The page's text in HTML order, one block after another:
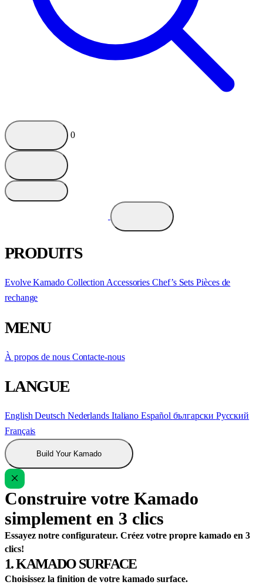
0
PRODUITS
Evolve Kamado CollectionAccessoriesChef’s SetsPièces de
rechange
MENU
À propos de nous Contacte-nous
LANGUE
EnglishDeutsch Nederlands ItalianoEspañol български Русский
Français
Build Your Kamado
Construire votre Kamado
simplement en 3 clics
Essayez notre configurateur. Créez votre propre kamado en 3
clics!
1. KAMADO SURFACE
Choisissez la finition de votre kamado surface.